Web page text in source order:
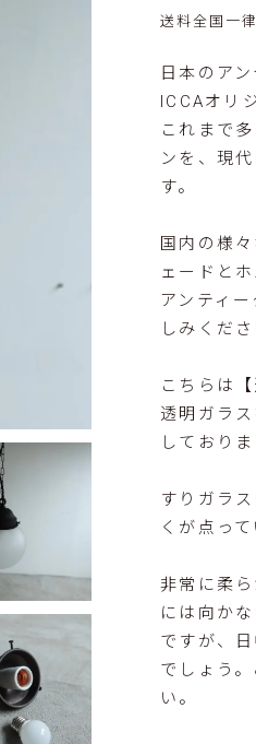
送料全国一
日本のア
ICCAオリ
これまで
ンを、現
す。
国内の様
ェードと
アンティ
しみくださ
こちらは
透明ガラ
しておりま
すりガラ
くが点っ
非常に柔
には向か
ですが、
でしょう
い。